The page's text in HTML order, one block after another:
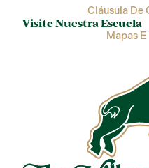
Cláusula De
Visite Nuestra Escuela
Mapas